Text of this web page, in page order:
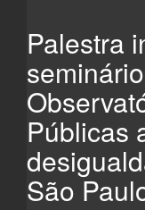
Palestra
Públicas
São